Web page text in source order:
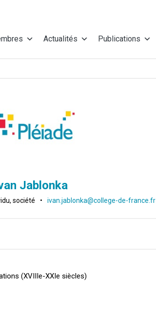
Actualités Publications
Jablonka
société • ivan.jablonka@college-de-france.fr
(XVIIIe-XXIe siècles)